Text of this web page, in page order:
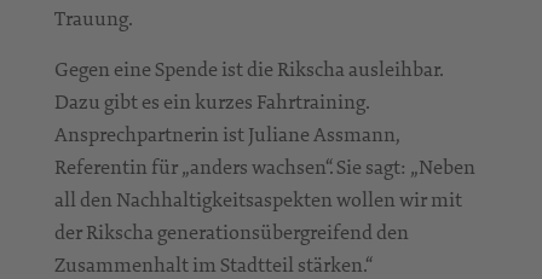
Trauung.
Gegen eine Spende ist die Rikscha ausleihbar.
Dazu gibt es ein kurzes Fahrtraining.
Ansprechpartnerin ist Juliane Assmann,
Referentin für „anders wachsen“. Sie sagt: „Neben
all den Nachhaltigkeitsaspekten wollen wir mit
der Rikscha generationsübergreifend den
Zusammenhalt im Stadtteil stärken.“